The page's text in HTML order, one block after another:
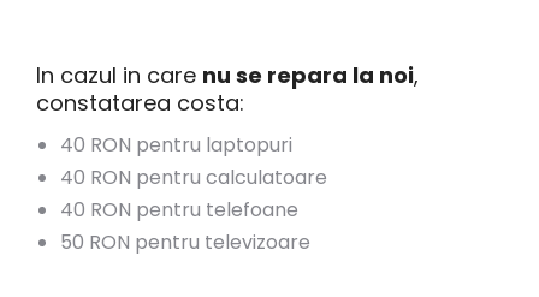
In cazul in care nu se repara la noi,
constatarea costa:
40 RON pentru laptopuri
40 RON pentru calculatoare
40 RON pentru telefoane
50 RON pentru televizoare